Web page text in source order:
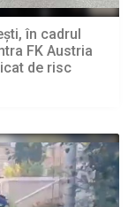
în cadrul
FK Austria
de risc